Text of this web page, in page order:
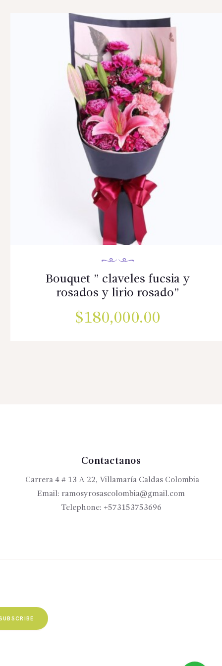
Bouquet ” claveles fucsia y
rosados y lirio rosado”
$180,000.00
Contactanos
Carrera 4 # 13 A 22, Villamaría Caldas Colombia
Email: ramosyrosascolombia@gmail.com
Telephone: +573153753696